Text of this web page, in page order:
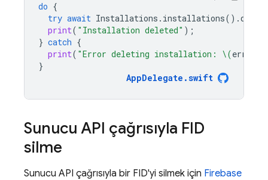
do {
try await Installations . installations().
print( "Installation deleted" );
} catch {
print( "Error deleting installation: \(error
}
AppDelegate .swift
Sunucu API çağrısıyla FID
silme
Sunucu API çağrısıyla bir FID'yi silmek için Firebase